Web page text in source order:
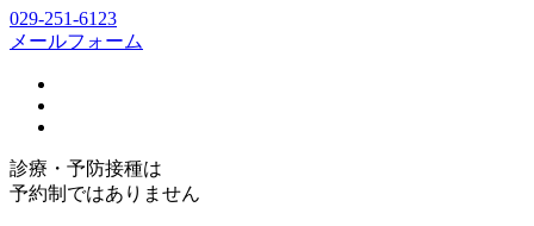
029-251-6123
メールフォーム
診療・予防接種は
予約制ではありません